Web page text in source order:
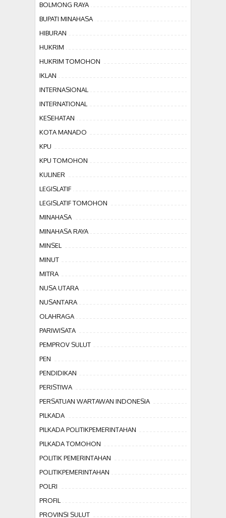
BOLMONG RAYA
BUPATI MINAHASA
HIBURAN
HUKRIM
HUKRIM TOMOHON
IKLAN
INTERNASIONAL
INTERNATIONAL
KESEHATAN
KOTA MANADO
KPU
KPU TOMOHON
KULINER
LEGISLATIF
LEGISLATIF TOMOHON
MINAHASA
MINAHASA RAYA
MINSEL
MINUT
MITRA
NUSA UTARA
NUSANTARA
OLAHRAGA
PARIWISATA
PEMPROV SULUT
PEN
PENDIDIKAN
PERISTIWA
PERSATUAN WARTAWAN INDONESIA
PILKADA
PILKADA POLITIKPEMERINTAHAN
PILKADA TOMOHON
POLITIK PEMERINTAHAN
POLITIKPEMERINTAHAN
POLRI
PROFIL
PROVINSI SULUT